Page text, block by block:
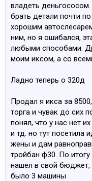
владеть
брать детали почти
хорошим
ним, но я ошибался,
любыми способами.
моим иксом, а со
Ладно теперь о 320д
Продал я икса за
торга и чувак до сих
понял, что у нас нет
и тд. но тут посетила
жены и дам
тройбан ф30. По
нашел в свой бюджет,
было 3 машины